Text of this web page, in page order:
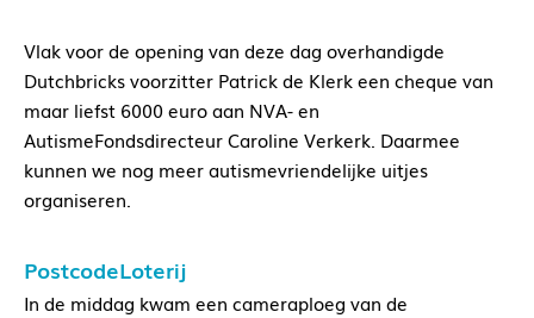
Vlak voor de opening van deze dag overhandigde
Dutchbricks voorzitter Patrick de Klerk een cheque van
maar liefst 6000 euro aan NVA- en
AutismeFondsdirecteur Caroline Verkerk. Daarmee
kunnen we nog meer autismevriendelijke uitjes
organiseren.
PostcodeLoterij
In de middag kwam een cameraploeg van de